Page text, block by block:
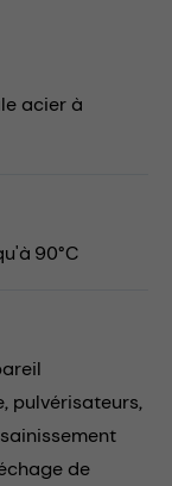
acier à
90°C
pulvérisateurs,
de